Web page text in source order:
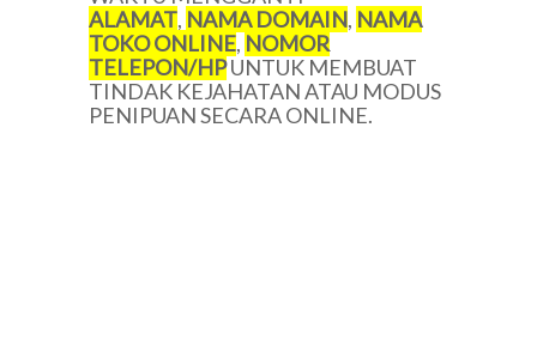
ALAMAT, NAMA DOMAIN, NAMA
TOKO ONLINE, NOMOR
TELEPON/HPUNTUK MEMBUAT
TINDAK KEJAHATAN ATAU MODUS
PENIPUAN SECARA ONLINE.